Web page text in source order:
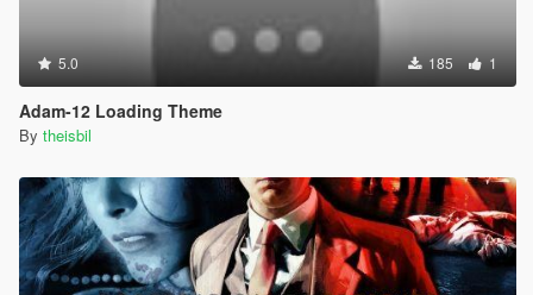
5.0 185 1
Adam-12 Loading Theme
By theisbil